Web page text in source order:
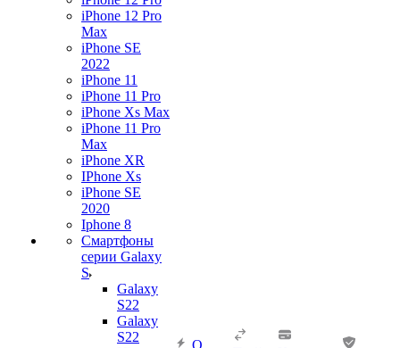
iPhone 12 Pro
Max
iPhone SE
2022
iPhone 11
iPhone 11 Pro
iPhone Xs Max
iPhone 11 Pro
Max
iPhone XR
IPhone Xs
iPhone SE
2020
Iphone 8
Смартфоны
серии Galaxy
S
Galaxy
S22
Galaxy
S22
О